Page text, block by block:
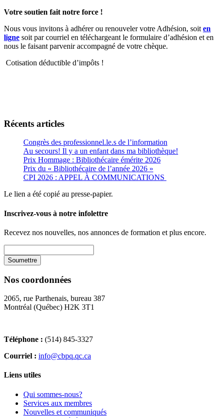
Votre soutien fait notre force !
Nous vous invitons à adhérer ou renouveler votre Adhésion, soit en
ligne soit par courriel en téléchargeant le formulaire d’adhésion et en
nous le faisant parvenir accompagné de votre chèque.
Cotisation déductible d’impôts !
Récents articles
Congrès des professionnel.le.s de l’information
Au secours! Il y a un enfant dans ma bibliothèque!
Prix Hommage : Bibliothécaire émérite 2026
Prix du « Bibliothécaire de l’année 2026 »
CPI 2026 : APPEL À COMMUNICATIONS
Le lien a été copié au presse-papier.
Inscrivez-vous à notre infolettre
Recevez nos nouvelles, nos annonces de formation et plus encore.
Nos coordonnées
2065, rue Parthenais, bureau 387
Montréal (Québec) H2K 3T1
Téléphone : (514) 845-3327
Courriel : info@cbpq.qc.ca
Liens utiles
Qui sommes-nous?
Services aux membres
Nouvelles et communiqués